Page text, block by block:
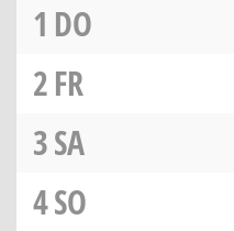
1 DO
2FR
3SA
4SO